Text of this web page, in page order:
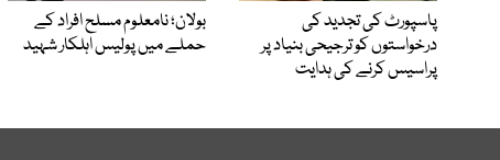
پاسپورٹ کی تجدید کی
درخواستوں کو ترجیحی بنیاد پر
پراسیس کرنے کی ہدایت
بولان؛ نامعلوم مسلح افراد کے
حملے میں پولیس اہلکار شہید